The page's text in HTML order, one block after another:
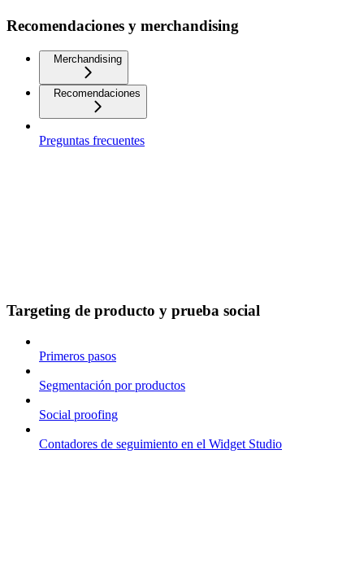
Recomendaciones y merchandising
Merchandising
Recomendaciones
Preguntas frecuentes
Targeting de producto y prueba social
Primeros pasos
Segmentación por productos
Social proofing
Contadores de seguimiento en el Widget Studio